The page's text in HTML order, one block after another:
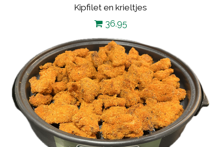
Kipfilet en krieltjes
36.95